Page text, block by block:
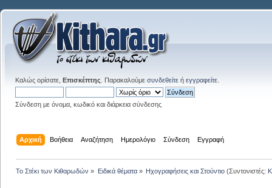
Καλώς ορίσατε, Επισκέπτης . Παρακαλούμε συνδεθείτε ή εγγραφείτε
Σύνδεση με όνομα, κωδικό και διάρκεια σύνδεσης
Αρχική Βοήθεια Αναζήτηση Ημερολόγιο Σύνδεση Εγγραφή
Το Στέκι των Κιθαρωδών » Ειδικά θέματα» Ηχογραφήσεις και Στούντιο(Συντονιστές: